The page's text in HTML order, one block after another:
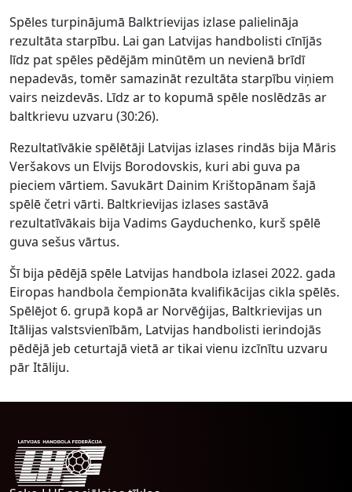
Spēles turpinājumā Balktrievijas izlase palielināja
rezultāta starpību. Lai gan Latvijas handbolisti cīnījās
līdz pat spēles pēdējām minūtēm un nevienā brīdī
nepadevās, tomēr samazināt rezultāta starpību viņiem
vairs neizdevās. Līdz ar to kopumā spēle noslēdzās ar
baltkrievu uzvaru (30:26).
Rezultatīvākie spēlētāji Latvijas izlases rindās bija Māris
Veršakovs un Elvijs Borodovskis, kuri abi guva pa
pieciem vārtiem. Savukārt Dainim Krištopānam šajā
spēlē četri vārti. Baltkrievijas izlases sastāvā
rezultatīvākais bija Vadims Gayduchenko, kurš spēlē
guva sešus vārtus.
Šī bija pēdējā spēle Latvijas handbola izlasei 2022. gada
Eiropas handbola čempionāta kvalifikācijas cikla spēlēs.
Spēlējot 6. grupā kopā ar Norvēģijas, Baltkrievijas un
Itālijas valstsvienībām, Latvijas handbolisti ierindojās
pēdējā jeb ceturtajā vietā ar tikai vienu izcīnītu uzvaru
pār Itāliju.